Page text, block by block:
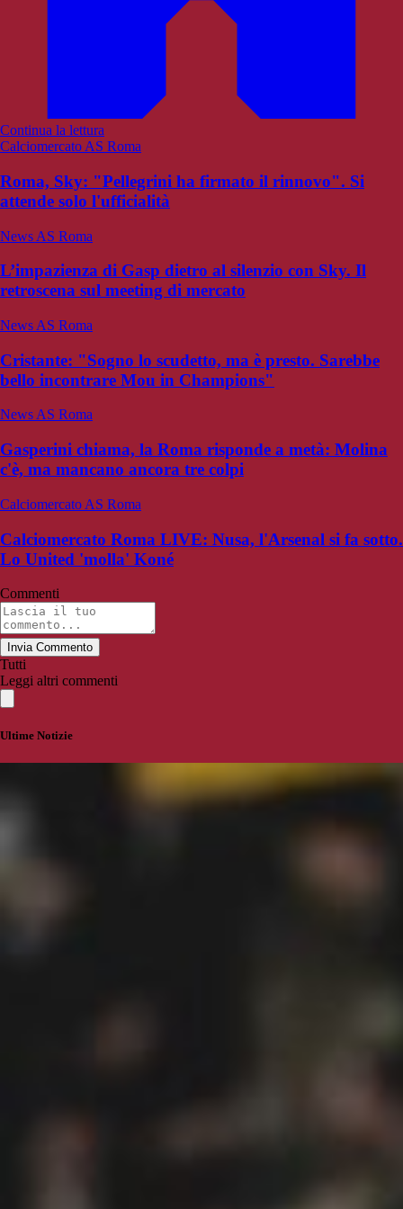
Continua la lettura
Calciomercato AS Roma
Roma, Sky: "Pellegrini ha firmato il rinnovo". Si
attende solo l'ufficialità
News AS Roma
L’impazienza di Gasp dietro al silenzio con Sky. Il
retroscena sul meeting di mercato
News AS Roma
Cristante: "Sogno lo scudetto, ma è presto. Sarebbe
bello incontrare Mou in Champions"
News AS Roma
Gasperini chiama, la Roma risponde a metà: Molina
c'è, ma mancano ancora tre colpi
Calciomercato AS Roma
Calciomercato Roma LIVE: Nusa, l'Arsenal si fa sotto.
Lo United 'molla' Koné
Commenti
Invia Commento
Tutti
Leggi altri commenti
Ultime Notizie